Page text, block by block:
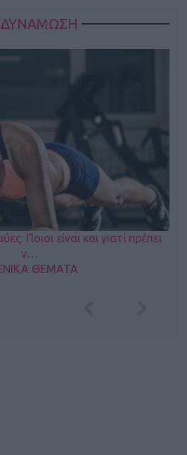
Ποιοι είναι και γιατί πρέπει
ν…
ΘΕΜΑΤΑ